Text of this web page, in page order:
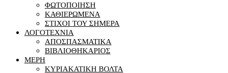
ΦΩΤΟΠΟΙΗΣΗ
ΚΑΘΙΕΡΩΜΕΝΑ
ΣΤΙΧΟΙ ΤΟΥ ΣΗΜΕΡΑ
ΛΟΓΟΤΕΧΝΙΑ
ΑΠΟΣΠΑΣΜΑΤΙΚΑ
ΒΙΒΛΙΟΘΗΚΑΡΙΟΣ
ΜΕΡΗ
ΚΥΡΙΑΚΑΤΙΚΗ ΒΟΛΤΑ